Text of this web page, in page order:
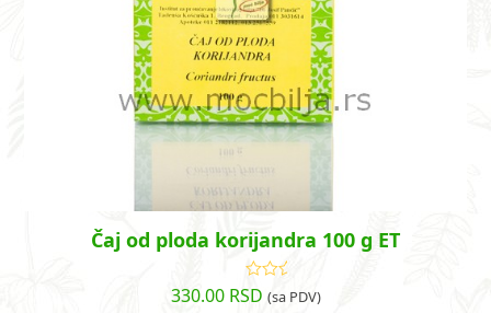
Čaj od ploda korijandra 100 g ET
Ocenjeno
sa5.00od
330.00 RSD (sa PDV)